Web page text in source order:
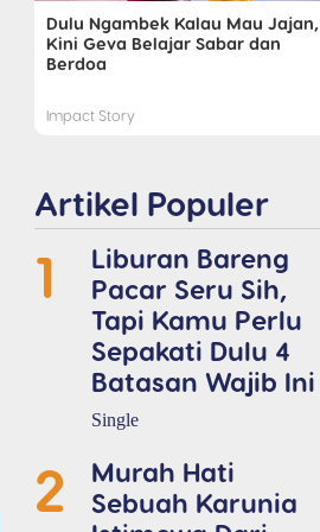
Dulu Ngambek Kalau Mau Jajan,
Kini Geva Belajar Sabar dan
Berdoa
Impact Story
Artikel Populer
1
Liburan Bareng
Pacar Seru Sih,
Tapi Kamu Perlu
Sepakati Dulu 4
Batasan Wajib Ini
Single
2
Murah Hati
Sebuah Karunia